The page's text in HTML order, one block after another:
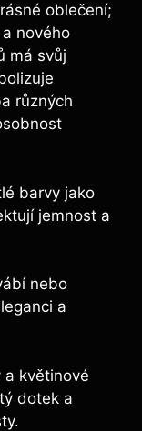
oblečení;
nového
má svůj
různých
barvy jako
jemnost a
nebo
a
a květinové
dotek a